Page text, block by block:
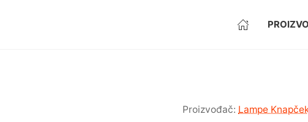
Proizvođač: Lampe